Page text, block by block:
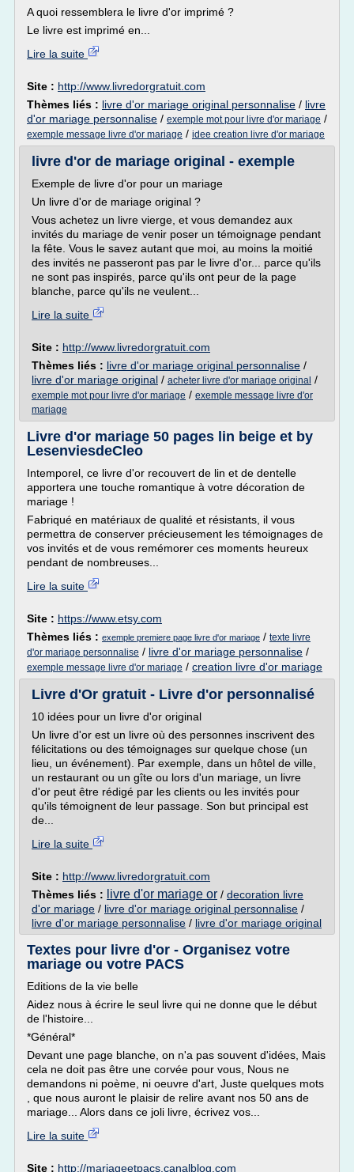
A quoi ressemblera le livre d'or imprimé ?
Le livre est imprimé en...
Lire la suite
Site : http://www.livredorgratuit.com
Thèmes liés : livre d'or mariage original personnalise / livre
d'or mariage personnalise / exemple mot pour livre d'or mariage /
exemple message livre d'or mariage / idee creation livre d'or mariage
livre d'or de mariage original - exemple
Exemple de livre d'or pour un mariage
Un livre d'or de mariage original ?
Vous achetez un livre vierge, et vous demandez aux
invités du mariage de venir poser un témoignage pendant
la fête. Vous le savez autant que moi, au moins la moitié
des invités ne passeront pas par le livre d'or... parce qu'ils
ne sont pas inspirés, parce qu'ils ont peur de la page
blanche, parce qu'ils ne veulent...
Lire la suite
Site : http://www.livredorgratuit.com
Thèmes liés : livre d'or mariage original personnalise /
livre d'or mariage original / acheter livre d'or mariage original /
exemple mot pour livre d'or mariage / exemple message livre d'or
mariage
Livre d'or mariage 50 pages lin beige et by
LesenviesdeCleo
Intemporel, ce livre d'or recouvert de lin et de dentelle
apportera une touche romantique à votre décoration de
mariage !
Fabriqué en matériaux de qualité et résistants, il vous
permettra de conserver précieusement les témoignages de
vos invités et de vous remémorer ces moments heureux
pendant de nombreuses...
Lire la suite
Site : https://www.etsy.com
Thèmes liés : exemple premiere page livre d'or mariage / texte livre
d'or mariage personnalise / livre d'or mariage personnalise /
exemple message livre d'or mariage / creation livre d'or mariage
Livre d'Or gratuit - Livre d'or personnalisé
10 idées pour un livre d'or original
Un livre d'or est un livre où des personnes inscrivent des
félicitations ou des témoignages sur quelque chose (un
lieu, un événement). Par exemple, dans un hôtel de ville,
un restaurant ou un gîte ou lors d'un mariage, un livre
d'or peut être rédigé par les clients ou les invités pour
qu'ils témoignent de leur passage. Son but principal est
de...
Lire la suite
Site : http://www.livredorgratuit.com
Thèmes liés :
livre d'or mariage or / decoration livre
d'or mariage / livre d'or mariage original personnalise /
livre d'or mariage personnalise / livre d'or mariage original
Textes pour livre d'or - Organisez votre
mariage ou votre PACS
Editions de la vie belle
Aidez nous à écrire le seul livre qui ne donne que le début
de l'histoire...
*Général*
Devant une page blanche, on n'a pas souvent d'idées, Mais
cela ne doit pas être une corvée pour vous, Nous ne
demandons ni poème, ni oeuvre d'art, Juste quelques mots
, que nous auront le plaisir de relire avant nos 50 ans de
mariage... Alors dans ce joli livre, écrivez vos...
Lire la suite
Site : http://mariageetpacs.canalblog.com